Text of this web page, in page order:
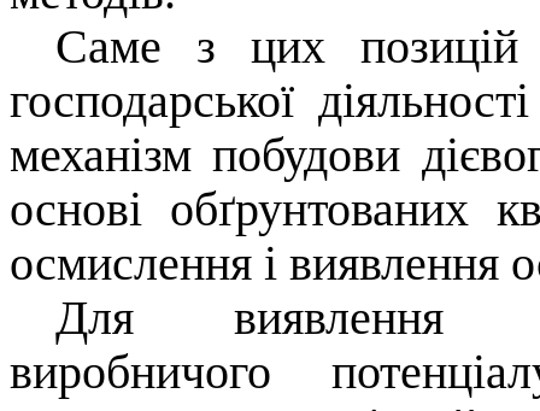
Саме з цих позицій
господарської
механізм побудови
основі обґрунтованих
осмислення і виявлення
Для виявлення
виробничого